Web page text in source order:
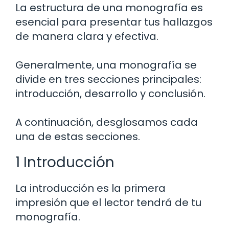
La estructura de una monografía es
esencial para presentar tus hallazgos
de manera clara y efectiva.
Generalmente, una monografía se
divide en tres secciones principales:
introducción, desarrollo y conclusión.
A continuación, desglosamos cada
una de estas secciones.
1 Introducción
La introducción es la primera
impresión que el lector tendrá de tu
monografía.